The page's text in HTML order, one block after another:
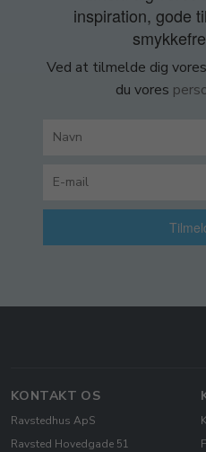
inspiration, gode
Ved at tilmelde dig
du vores
KONTAKT OS
Ravstedhus ApS
Ravsted Hovedgade 51